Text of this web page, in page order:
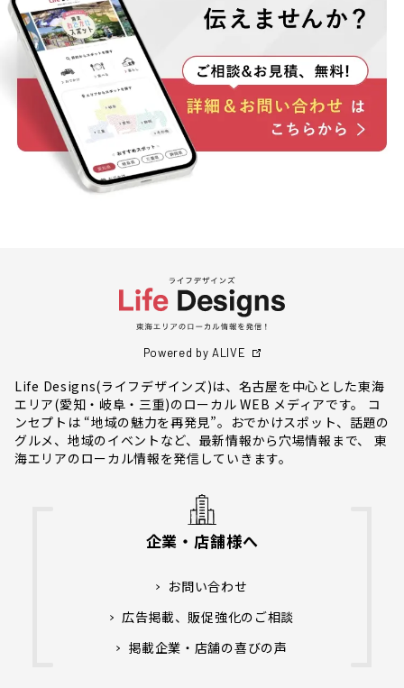
Powered by ALIVE
Life Designs(ライフデザインズ)は、名古屋を中心とした東海
エリア(愛知・岐阜・三重)のローカル WEB メディアです。 コ
ンセプトは “地域の魅力を再発見”。おでかけスポット、話題の
グルメ、地域のイベントなど、最新情報から穴場情報まで、 東
海エリアのローカル情報を発信していきます。
企業・店舗様へ
お問い合わせ
広告掲載、販促強化のご相談
掲載企業・店舗の喜びの声